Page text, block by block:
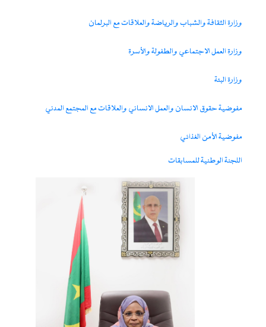
وزارة الثقافة والشباب والرياضة والعلاقات مع البرلمان
وزارة العمل الاجتماعي والطفولة والأسرة
وزارة البئة
مفوضية حقوق الانسان والعمل الانساني والعلاقات مع المجتمع المدني
مفوضية الأمن الغذائي
اللجنة الوطنية للمسابقات